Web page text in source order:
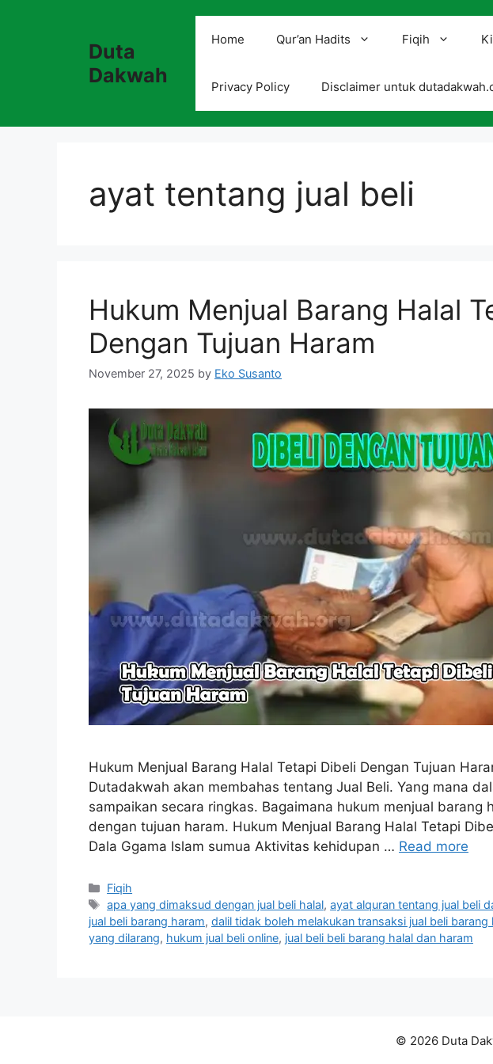
Duta
Dakwah
Home Qur’an Hadits Fiqih
Privacy Policy Disclaimer untuk
ayat tentang jual beli
Hukum Menjual Barang Halal
Dengan Tujuan Haram
November 27, 2025 by Eko Susanto
Hukum Menjual Barang Halal Tetapi Dibeli Dengan Tujuan
Dutadakwah akan membahas tentang Jual Beli. Yang mana
sampaikan secara ringkas. Bagaimana hukum menjual barang
dengan tujuan haram. Hukum Menjual Barang Halal Tetapi
Dala Ggama Islam sumua Aktivitas kehidupan … Read more
Categories
Fiqih
Tags
apa yang dimaksud dengan jual beli halal,ayat alquran tentang jual beli
jual beli barang haram, dalil tidak boleh melakukan transaksi jual beli barang
yang dilarang, hukum jual beli online, jual beli beli barang halal dan haram
© 2026 Duta